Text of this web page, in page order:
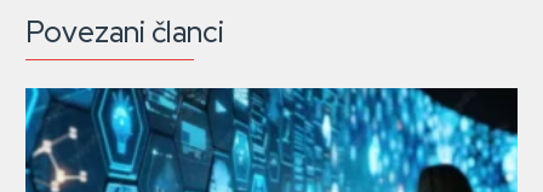
Povezani članci